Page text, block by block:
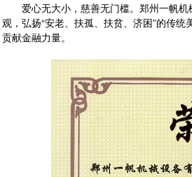
爱心无大小，慈善无门槛。郑州一帆机
观，弘扬“安老、扶孤、扶贫、济困”的传
贡献金融力量。